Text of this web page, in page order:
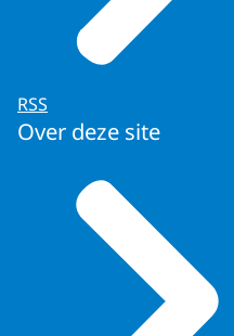
RSS
Over deze site